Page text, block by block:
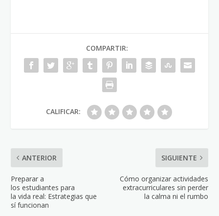
COMPARTIR:
CALIFICAR:
ANTERIOR
Preparar a
los estudiantes para
la vida real: Estrategias que
sí funcionan
SIGUIENTE
Cómo organizar actividades
extracurriculares sin perder
la calma ni el rumbo